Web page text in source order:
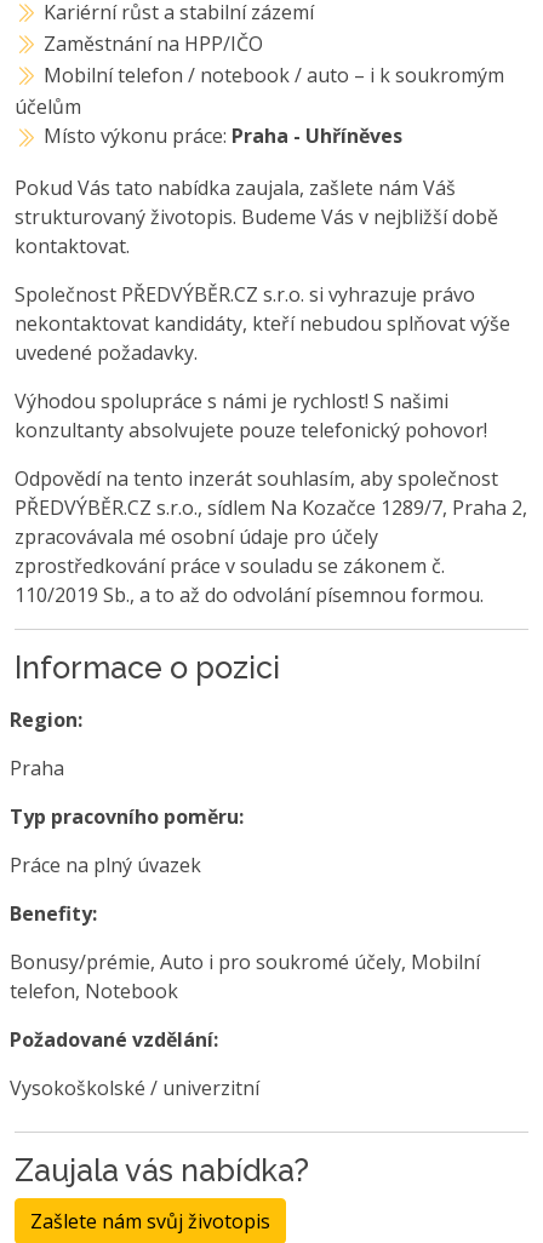
Kariérní růst a stabilní zázemí
Zaměstnání na HPP/IČO
Mobilní telefon / notebook / auto – i k soukromým
účelům
Místo výkonu práce: Praha - Uhříněves
Pokud Vás tato nabídka zaujala, zašlete nám Váš
strukturovaný životopis. Budeme Vás v nejbližší době
kontaktovat.
Společnost PŘEDVÝBĚR.CZ s.r.o. si vyhrazuje právo
nekontaktovat kandidáty, kteří nebudou splňovat výše
uvedené požadavky.
Výhodou spolupráce s námi je rychlost! S našimi
konzultanty absolvujete pouze telefonický pohovor!
Odpovědí na tento inzerát souhlasím, aby společnost
PŘEDVÝBĚR.CZ s.r.o., sídlem Na Kozačce 1289/7, Praha 2,
zpracovávala mé osobní údaje pro účely
zprostředkování práce v souladu se zákonem č.
110/2019 Sb., a to až do odvolání písemnou formou.
Informace o pozici
Region:
Praha
Typ pracovního poměru:
Práce na plný úvazek
Benefity:
Bonusy/prémie, Auto i pro soukromé účely, Mobilní
telefon, Notebook
Požadované vzdělání:
Vysokoškolské / univerzitní
Zaujala vás nabídka?
Zašlete nám svůj životopis